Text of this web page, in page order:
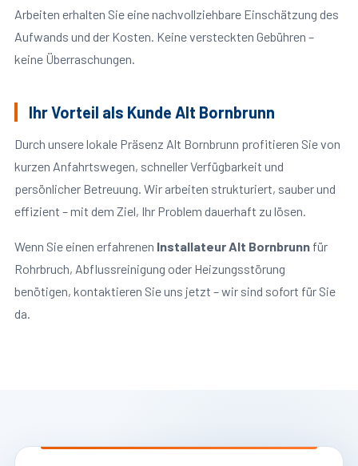
Arbeiten erhalten Sie eine nachvollziehbare Einschätzung des
Aufwands und der Kosten. Keine versteckten Gebühren –
keine Überraschungen.
Ihr Vorteil als Kunde Alt Bornbrunn
Durch unsere lokale Präsenz Alt Bornbrunn profitieren Sie von
kurzen Anfahrtswegen, schneller Verfügbarkeit und
persönlicher Betreuung. Wir arbeiten strukturiert, sauber und
effizient – mit dem Ziel, Ihr Problem dauerhaft zu lösen.
Wenn Sie einen erfahrenen Installateur Alt Bornbrunnfür
Rohrbruch, Abflussreinigung oder Heizungsstörung
benötigen, kontaktieren Sie uns jetzt – wir sind sofort für Sie
da.